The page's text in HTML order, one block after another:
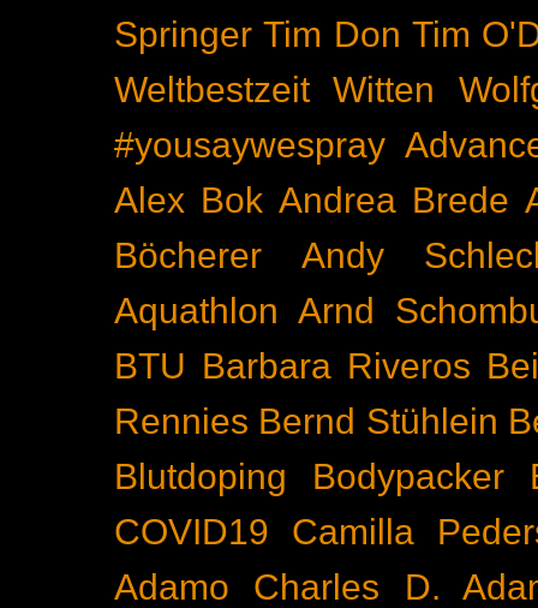
Springer Tim Don Tim
Weltbestzeit Witten
#yousaywespray
Alex Bok Andrea Brede
Böcherer
Andy
Aquathlon Arnd
BTU Barbara Riveros
Rennies Bernd Stühlein
Blutdoping
Bodypacker
COVID19
Camilla
Adamo
Charles D.